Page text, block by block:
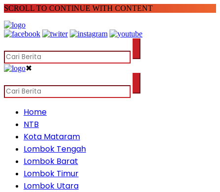
SCROLL TO CONTINUE WITH CONTENT
✖
Home
NTB
Kota Mataram
Lombok Tengah
Lombok Barat
Lombok Timur
Lombok Utara